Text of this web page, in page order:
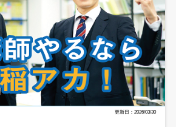
更新日：2026/03/30